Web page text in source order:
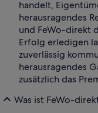
handelt,
herausragendes
und FeWo-direkt
Erfolg erledigen
zuverlässig
herausragendes
zusätzlich das
Was ist FeWo-